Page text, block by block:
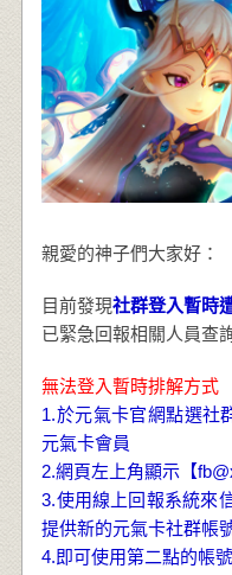
親愛的神子們大家好：
目前發現社群登入暫時
已緊急回報相關人員查
無法登入暫時排解方式
1.於元氣卡官網點選社
元氣卡會員
2.網頁左上角顯示【
3.使用線上回報系統來
提供新的元氣卡社群帳
4.即可使用第二點的帳